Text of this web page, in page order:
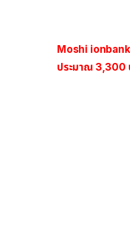
Moshi ionbank
ประมาณ 3,300